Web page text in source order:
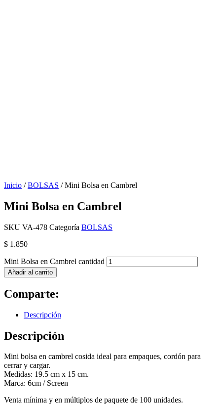
Inicio /BOLSAS / Mini Bolsa en Cambrel
Mini Bolsa en Cambrel
SKU VA-478 Categoría BOLSAS
$ 1.850
Mini Bolsa en Cambrel cantidad
Añadir al carrito
Comparte:
Descripción
Descripción
Mini bolsa en cambrel cosida ideal para empaques, cordón para
cerrar y cargar.
Medidas: 19.5 cm x 15 cm.
Marca: 6cm / Screen
Venta mínima y en múltiplos de paquete de 100 unidades.